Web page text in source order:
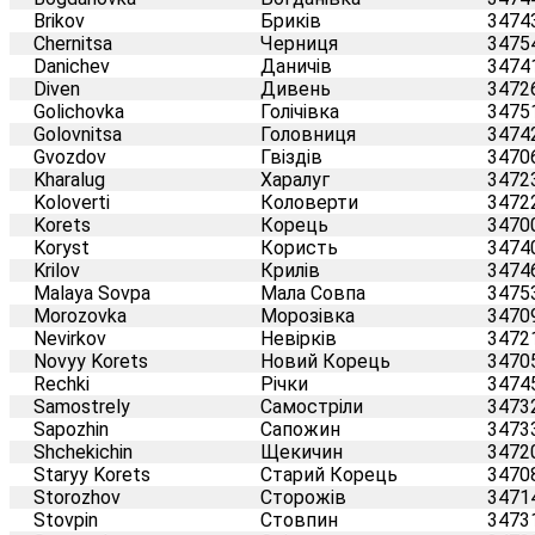
Brikov
Бриків
Chernitsa
Черниця
Danichev
Даничів
Diven
Дивень
Golichovka
Голічівка
Golovnitsa
Головниця
Gvozdov
Гвіздів
Kharalug
Харалуг
Koloverti
Коловерти
Korets
Корець
Koryst
Користь
Krilov
Крилів
Malaya Sovpa
Мала Совпа
Morozovka
Морозівка
Nevirkov
Невірків
Novyy Korets
Новий Корець
Rechki
Річки
Samostrely
Самостріли
Sapozhin
Сапожин
Shchekichin
Щекичин
Staryy Korets
Старий Корець
Storozhov
Сторожів
Stovpin
Стовпин